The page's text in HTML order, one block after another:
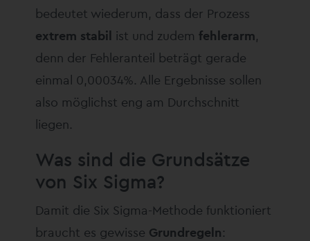
bedeutet wiederum, dass der Prozess
extrem stabil ist und zudem fehlerarm,
denn der Fehleranteil beträgt gerade
einmal 0,00034%. Alle Ergebnisse sollen
also möglichst eng am Durchschnitt
liegen.
Was sind die Grundsätze
von Six Sigma?
Damit die Six Sigma-Methode funktioniert
braucht es gewisse Grundregeln: